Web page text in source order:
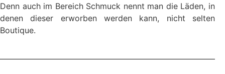
Denn auch im Bereich Schmuck nennt man die Läden, in
denen dieser erworben werden kann, nicht selten
Boutique.